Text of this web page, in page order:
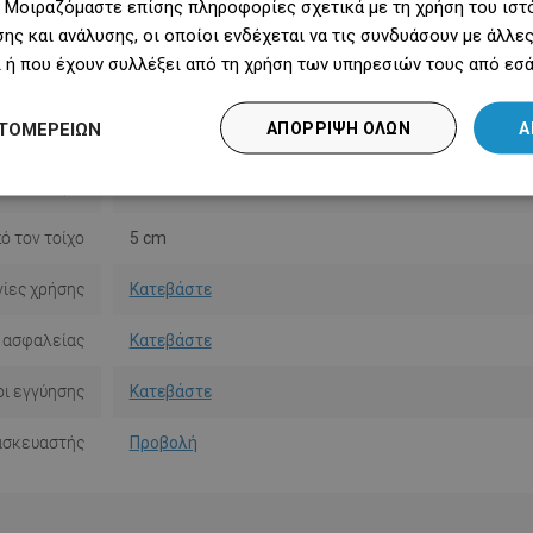
Υλικό Μέταλλο
τον τοίχο 5 cm
χρήσης Κατεβάστε
Κατεβάστε
εγγύησης Κατεβάστε
Προβολή
Μοιραζόμαστε επίσης πληροφορίες σχετικά με τη χρήση του
και ανάλυσης, οι οποίοι ενδέχεται να τις συνδυάσουν με
ή που έχουν συλλέξει από τη χρήση των υπηρεσιών τους από
ΑΠΌΡΡΙΨΗ ΌΛΩΝ